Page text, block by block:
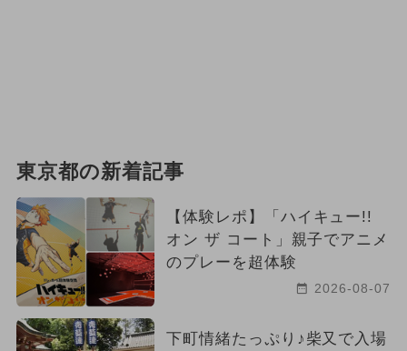
東京都の新着記事
【体験レポ】「ハイキュー!!
オン ザ コート」親子でアニメ
のプレーを超体験
2026-08-07
下町情緒たっぷり♪柴又で入場